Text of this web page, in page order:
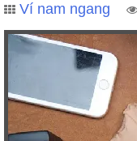
Ví nam ngang